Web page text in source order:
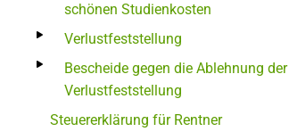
schönen Studienkosten
Verlustfeststellung
Bescheide gegen die Ablehnung der
Verlustfeststellung
Steuererklärung für Rentner